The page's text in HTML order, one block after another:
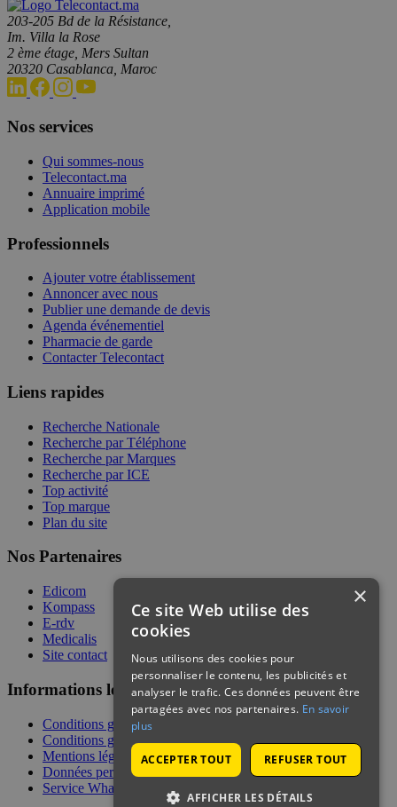
203-205 Bd de la Résistance,
Im. Villa la Rose
2 ème étage, Mers Sultan
20320 Casablanca, Maroc
Nos services
Qui sommes-nous
Telecontact.ma
Annuaire imprimé
Application mobile
Professionnels
Ajouter votre établissement
Annoncer avec nous
Publier une demande de devis
Agenda événementiel
Pharmacie de garde
Contacter Telecontact
Liens rapides
Recherche Nationale
Recherche par Téléphone
Recherche par Marques
Recherche par ICE
Top activité
Top marque
Plan du site
Nos Partenaires
Edicom
Kompass
E-rdv
Medicalis
Site contact
Informations légales
Conditions générales de services
Conditions générales de vente
Mentions légales
Données personnelles
Service WhatsApp
×
Ce site Web utilise des
cookies
Nous utilisons des cookies pour
personnaliser le contenu, les publicités et
analyser le trafic. Ces données peuvent être
partagées avec nos partenaires. En savoir
plus
ACCEPTER TOUT REFUSER TOUT
AFFICHER LES DÉTAILS